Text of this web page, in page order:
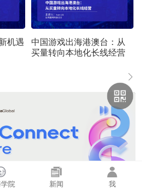
机遇
中国游戏出海港澳台：从
买量转向本地化长线经营
院 新闻 我